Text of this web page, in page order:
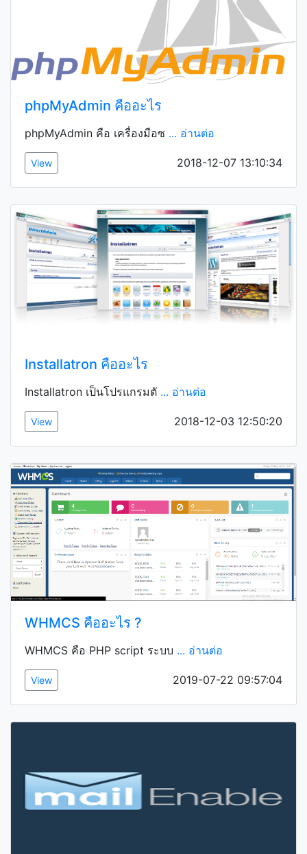
phpMyAdmin คืออะไร
phpMyAdmin คือ เครื่องมือซ ... อ่านต่อ
View 2018-12-07 13:10:34
Installatron คืออะไร
Installatron เป็นโปรแกรมตั ... อ่านต่อ
View 2018-12-03 12:50:20
WHMCS คืออะไร ?
WHMCS คือ PHP script ระบบ ... อ่านต่อ
View 2019-07-22 09:57:04